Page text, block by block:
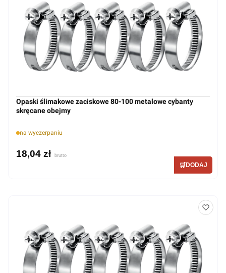
Opaski ślimakowe zaciskowe 80-100 metalowe cybanty
skręcane obejmy
na wyczerpaniu
18,04 zł